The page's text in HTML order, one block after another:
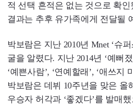
적 선택 흔적은 없는 것으로 확
결과는 추후 유가족에게 전달될
박보람은 지난 2010년 Mnet ‘슈
굴을 알렸다. 지난 2014년 ‘예뻐
‘예쁜사람’, ‘연예할래’, ‘애쓰지
박보람은 데뷔 10주년을 맞은 올
우승자 허각과 ‘좋겠다’를 발매